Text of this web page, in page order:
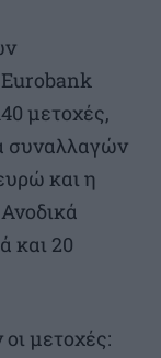
μετοχές,
συναλλαγών
και η
και 20
μετοχές: